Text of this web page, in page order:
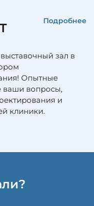
Подробнее
зал в
Опытные
ваши вопросы,
и
клиники.